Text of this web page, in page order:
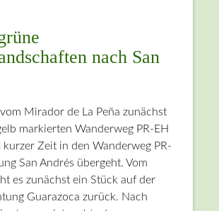
nach San
Mirador de La Peña zunächst
markierten Wanderweg PR-EH
kurzer Zeit in den Wanderweg PR-
San Andrés übergeht. Vom
es zunächst ein Stück auf der
Guarazoca zurück. Nach